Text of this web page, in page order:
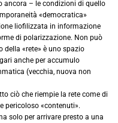
ancora – le condizioni di quello
«democratica»
liofilizzata in informazione
di polarizzazione. Non può
della «rete» è uno spazio
anche per accumulo
(vecchia, nuova non
ciò che riempie la rete come di
pericoloso «contenuti».
solo per arrivare presto a una